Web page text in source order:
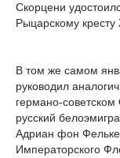
Скорцени
Рыцарскому кресту
В том же самом
руководил
германо-
русский
Адриан фон
Императорского